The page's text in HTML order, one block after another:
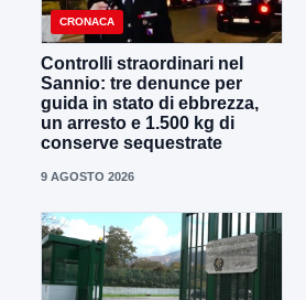
CRONACA
Controlli straordinari nel
Sannio: tre denunce per
guida in stato di ebbrezza,
un arresto e 1.500 kg di
conserve sequestrate
9 AGOSTO 2026